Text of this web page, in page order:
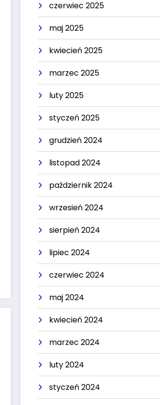
czerwiec 2025
maj 2025
kwiecień 2025
marzec 2025
luty 2025
styczeń 2025
grudzień 2024
listopad 2024
październik 2024
wrzesień 2024
sierpień 2024
lipiec 2024
czerwiec 2024
maj 2024
kwiecień 2024
marzec 2024
luty 2024
styczeń 2024